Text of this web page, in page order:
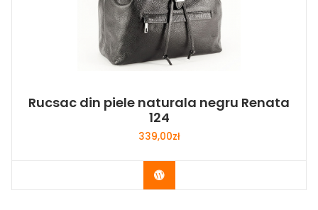
Rucsac din piele naturala negru Renata
124
339,00zł
Buy Now